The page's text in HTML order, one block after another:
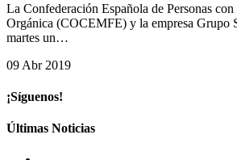
La Confederación Española de Personas
Orgánica (COCEMFE) y la empresa Grupo
martes un…
09 Abr 2019
¡Síguenos!
Últimas Noticias